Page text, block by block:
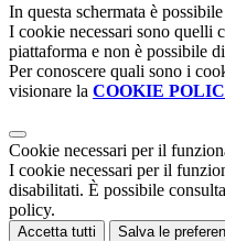
In questa schermata è
I cookie necessari sono quelli
piattaforma e non è possibile
Per conoscere quali sono i
visionare la COOKIE
Cookie necessari per il
I cookie necessari per il
disabilitati. È possibile
policy.
Accetta tutti Salva le